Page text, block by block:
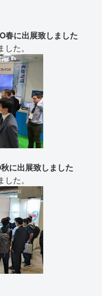
春に出展致しました
た。
に出展致しました
た。